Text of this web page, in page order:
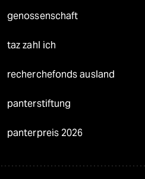
genossenschaft
taz zahl ich
recherchefonds ausland
panterstiftung
panterpreis 2026